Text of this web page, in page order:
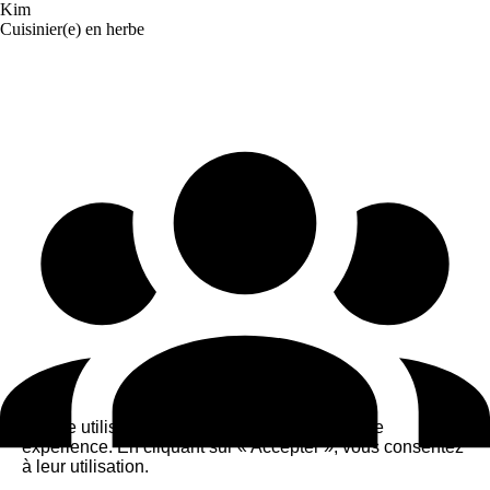
Kim
Cuisinier(e) en herbe
Ce site utilise des cookies pour améliorer votre
expérience. En cliquant sur « Accepter », vous consentez
à leur utilisation.